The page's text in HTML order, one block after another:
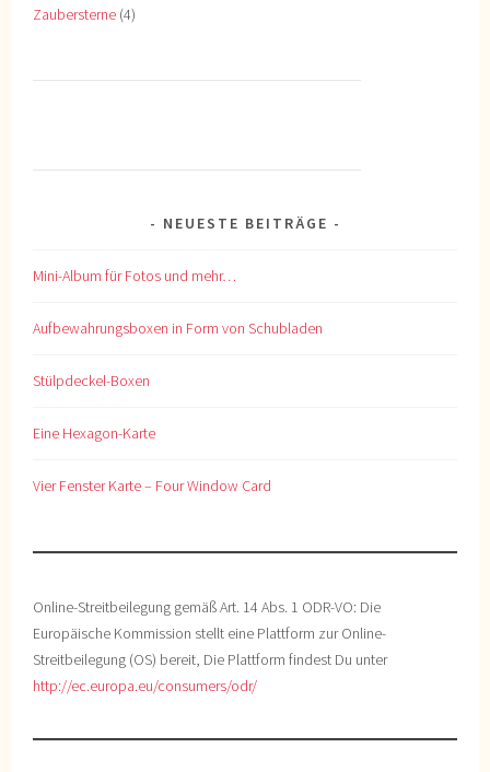
Zaubersterne (4)
NEUESTE BEITRÄGE
Mini-Album für Fotos und mehr…
Aufbewahrungsboxen in Form von Schubladen
Stülpdeckel-Boxen
Eine Hexagon-Karte
Vier Fenster Karte – Four Window Card
Online-Streitbeilegung gemäß Art. 14 Abs. 1 ODR-VO: Die
Europäische Kommission stellt eine Plattform zur Online-
Streitbeilegung (OS) bereit, Die Plattform findest Du unter
http://ec.europa.eu/consumers/odr/